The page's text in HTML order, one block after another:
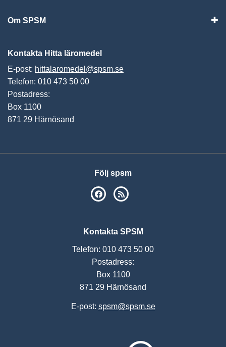
Om SPSM
Kontakta Hitta läromedel
E-post: hittalaromedel@spsm.se
Telefon: 010 473 50 00
Postadress:
Box 1100
871 29 Härnösand
Följ spsm
SPSM på Facebook
Kontakta SPSM
Telefon: 010 473 50 00
Postadress:
Box 1100
871 29 Härnösand
E-post: spsm@spsm.se